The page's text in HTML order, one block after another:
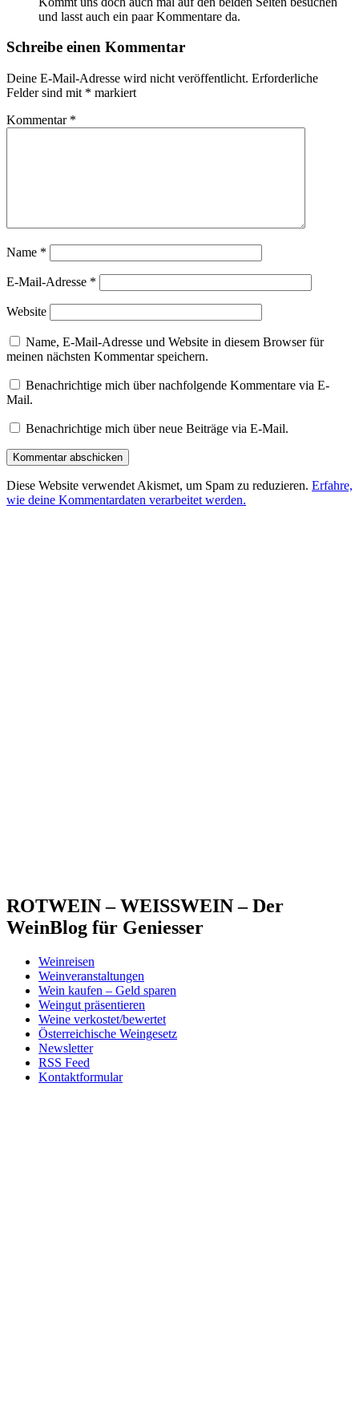
und lasst auch ein paar Kommentare da.
Schreibe einen Kommentar
Deine E-Mail-Adresse wird nicht veröffentlicht. Erforderliche
Felder sind mit * markiert
Kommentar *
Name *
E-Mail-Adresse *
Website
Name, E-Mail-Adresse und Website in diesem Browser für
meinen nächsten Kommentar speichern.
Benachrichtige mich über nachfolgende Kommentare via E-
Mail.
Benachrichtige mich über neue Beiträge via E-Mail.
Diese Website verwendet Akismet, um Spam zu reduzieren. Erfahre,
wie deine Kommentardaten verarbeitet werden.
ROTWEIN – WEISSWEIN – Der
WeinBlog für Geniesser
Weinreisen
Weinveranstaltungen
Wein kaufen – Geld sparen
Weingut präsentieren
Weine verkostet/bewertet
Österreichische Weingesetz
Newsletter
RSS Feed
Kontaktformular